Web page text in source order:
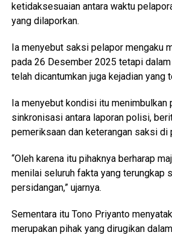
ketidaksesuaian antara waktu
yang dilaporkan.
Ia menyebut saksi pelapor mengaku
pada 26 Desember 2025 tetapi
telah dicantumkan juga kejadian yang
Ia menyebut kondisi itu menimbulkan
sinkronisasi antara laporan polisi,
pemeriksaan dan keterangan saksi di
“Oleh karena itu pihaknya berharap
menilai seluruh fakta yang terungkap
persidangan,” ujarnya.
Sementara itu Tono Priyanto
merupakan pihak yang dirugikan